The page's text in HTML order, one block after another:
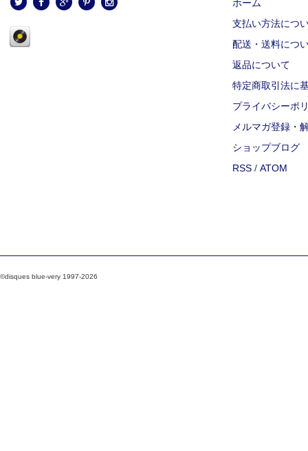
ホーム
支払い方法につ
配送・送料につ
返品について
特定商取引法に
プライバシーポ
メルマガ登録・
ショップブログ
RSS / ATOM
©disques blue-very 1997-2026